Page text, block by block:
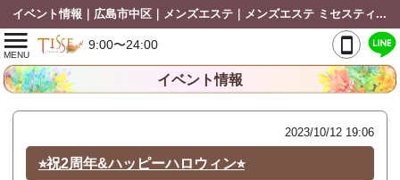
イベント情報｜広島市中区｜メンズエステ｜メンズエステ ミセスティセ（tisse）
MENU
9:00〜24:00
イベント情報
2023/10/12 19:06
⭐︎祝2周年&ハッピーハロウィン⭐︎